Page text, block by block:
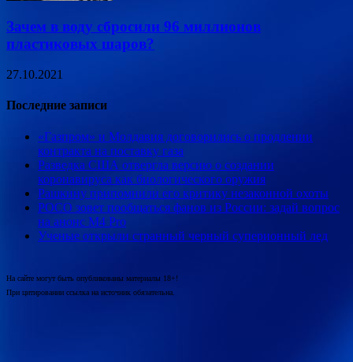
Зачем в воду сбросили 96 миллионов
пластиковых шаров?
27.10.2021
Последние записи
«Газпром» и Молдавия договорились о продлении
контракта на поставку газа
Разведка США отвергла версию о создании
коронавируса как биологического оружия
Рашкину припомнили его критику незаконной охоты
POCO зовет пообщаться фанов из России: задай вопрос
на анонс M4 Pro
Ученые открыли странный черный суперионный лед
На сайте могут быть опубликованы материалы 18+!
При цитировании ссылка на источник обязательна.